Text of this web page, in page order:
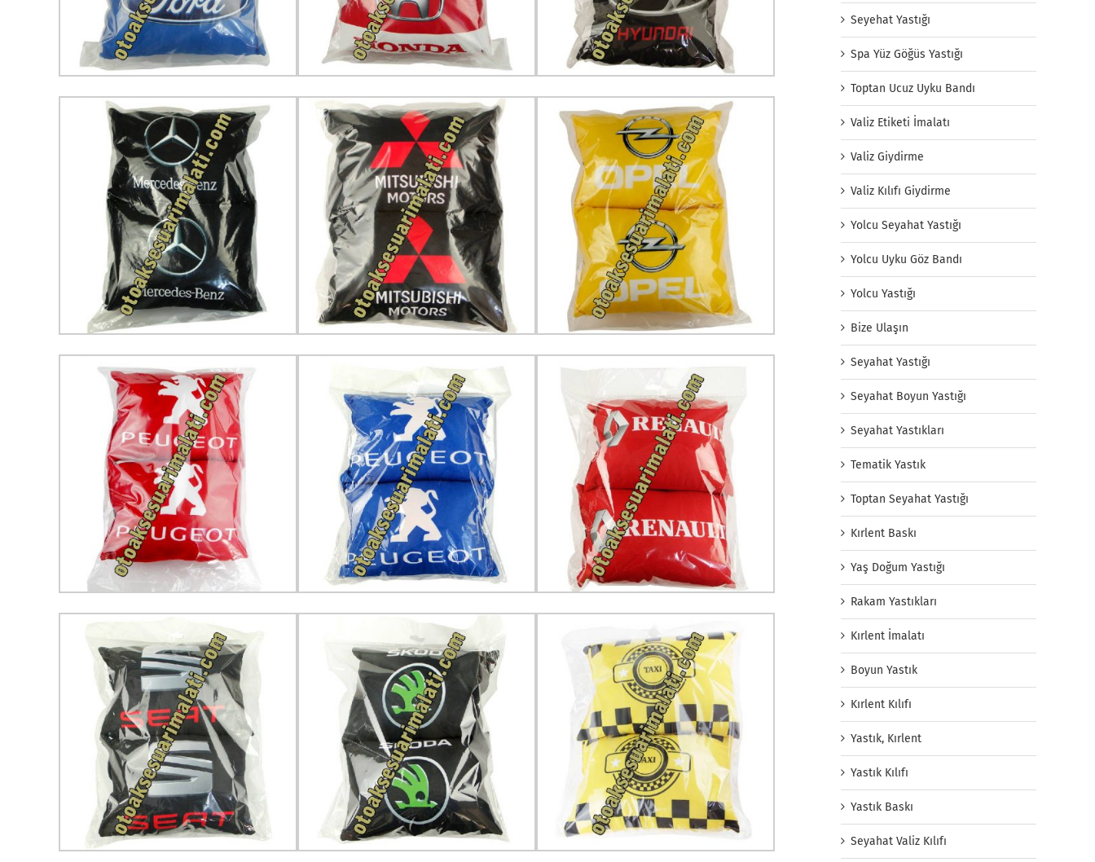
Seyehat Yastığı
Spa Yüz Göğüs Yastığı
Toptan Ucuz Uyku Bandı
Valiz Etiketi İmalatı
Valiz Giydirme
Valiz Kılıfı Giydirme
Yolcu Seyahat Yastığı
Yolcu Uyku Göz Bandı
Yolcu Yastığı
Bize Ulaşın
Seyahat Yastığı
Seyahat Boyun Yastığı
Seyahat Yastıkları
Tematik Yastık
Toptan Seyahat Yastığı
Kırlent Baskı
Yaş Doğum Yastığı
Rakam Yastıkları
Kırlent İmalatı
Boyun Yastık
Kırlent Kılıfı
Yastık, Kırlent
Yastık Kılıfı
Yastık Baskı
Seyahat Valiz Kılıfı